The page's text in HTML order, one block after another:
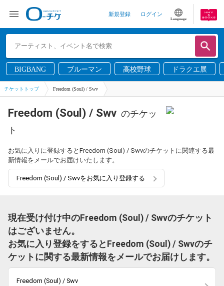
新規登録 ログイン
Language
BIGBANG ブルーマン 高校野球 ドラクエ展
チケットトップ Freedom (Soul) / Swv
Freedom (Soul) / Swv のチケッ
ト
お気に入りに登録するとFreedom (Soul) / Swvのチケットに関連する最
新情報をメールでお届けいたします。
Freedom (Soul) / Swvをお気に入り登録する
現在受け付け中のFreedom (Soul) / Swvのチケット
はございません。
お気に入り登録をするとFreedom (Soul) / Swvのチ
ケットに関する最新情報をメールでお届けします。
Freedom (Soul) / Swv